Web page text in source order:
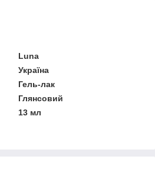
Luna
Україна
Гель-лак
Глянсовий
13 мл